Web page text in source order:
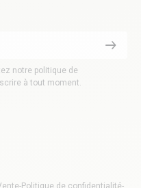
notre politique de
à tout moment.
-Politique de confidentialité-